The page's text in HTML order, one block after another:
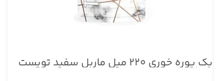
بگ پوره خوری ۲۲۰ میل ماربل سفید تویست
شیک